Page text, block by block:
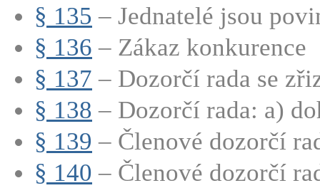
§ 135 – Jednatelé jsou
§ 136 – Zákaz konkurence
§ 137 – Dozorčí rada se
§ 138 – Dozorčí rada: a)
§ 139 – Členové dozorčí
§ 140 – Členové dozorčí